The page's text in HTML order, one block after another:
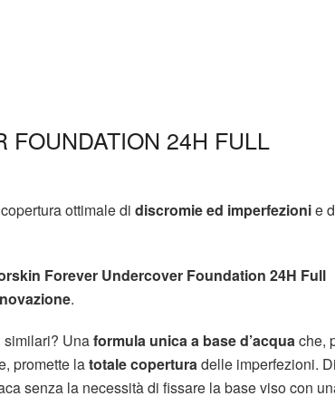
FOUNDATION 24H FULL
ottimale di discromie ed imperfezionie
Forever Undercover Foundation 24H Full
.
similari? Unaformula unica a base d’acquache,
promette latotale coperturadelle imperfezioni.
senza la necessità di fissare la base viso con